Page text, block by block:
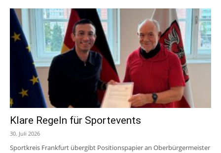
Klare Regeln für Sportevents
30. Juli 2026
Sportkreis Frankfurt übergibt Positionspapier an Oberbürgermeister